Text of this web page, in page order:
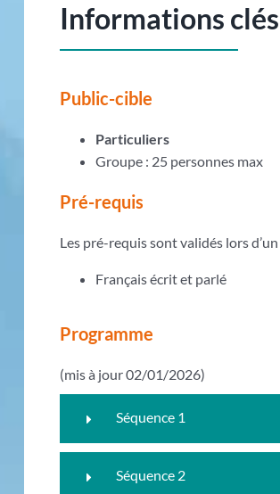
Informations clés
Public-cible
Particuliers
Groupe : 25 personnes max
Pré-requis
Les pré-requis sont validés lors
Français écrit et parlé
Programme
(mis à jour 02/01/2026)
Séquence 1
Séquence 2